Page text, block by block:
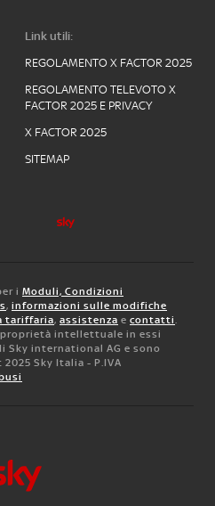
Link utili:
REGOLAMENTO X FACTOR 2025
REGOLAMENTO TELEVOTO X
FACTOR 2025 E PRIVACY
X FACTOR 2025
SITEMAP
i Moduli, Condizioni
, informazioni sulle modifiche
tariffaria, assistenza e contatti.
intellettuale in essi
international AG e sono
Sky Italia - P.IVA